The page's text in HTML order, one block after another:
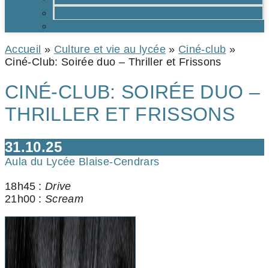
Accueil » Culture et vie au lycée» Ciné-club »
Ciné-Club: Soirée duo – Thriller et Frissons
CINÉ-CLUB: SOIRÉE DUO –
THRILLER ET FRISSONS
31.10.25
Aula du Lycée Blaise-Cendrars
18h45 : Drive
21h00 : Scream